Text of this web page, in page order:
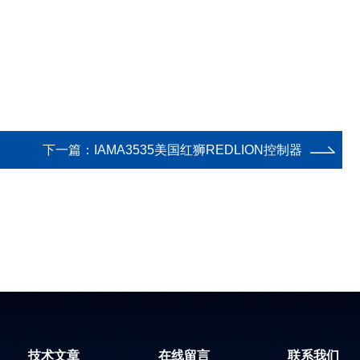
下一篇： IAMA3535美国红狮REDLION控制器
技术文章 在线留言 联系我们